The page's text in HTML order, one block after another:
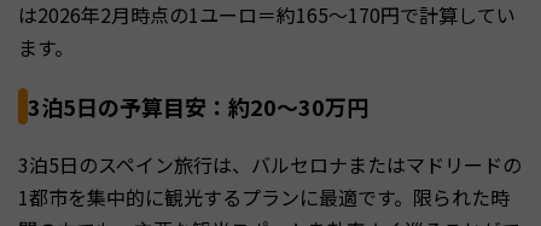
は2026年2月時点の1ユーロ＝約165〜170円で計算してい
ます。
3泊5日の予算目安：約20〜30万円
3泊5日のスペイン旅行は、バルセロナまたはマドリードの
1都市を集中的に観光するプランに最適です。限られた時